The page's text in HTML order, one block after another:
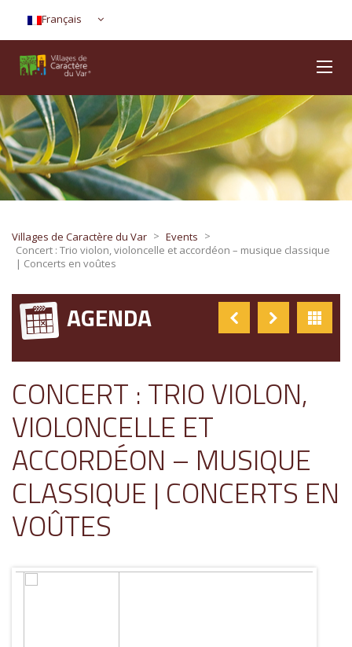
Français
Villages de Caractère du Var > Events >
Concert : Trio violon, violoncelle et accordéon – musique classique
| Concerts en voûtes
AGENDA
CONCERT : TRIO VIOLON,
VIOLONCELLE ET
ACCORDÉON – MUSIQUE
CLASSIQUE | CONCERTS EN
VOÛTES